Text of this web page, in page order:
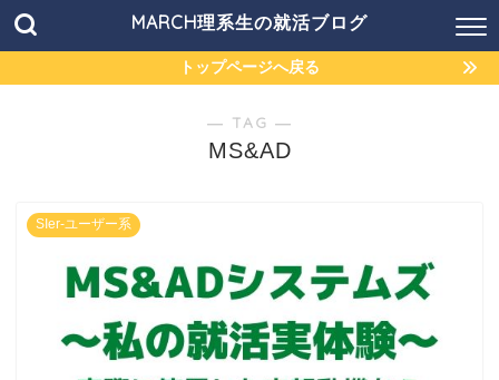
MARCH理系生の就活ブログ
トップページへ戻る
― TAG ―
MS&AD
SIer-ユーザー系